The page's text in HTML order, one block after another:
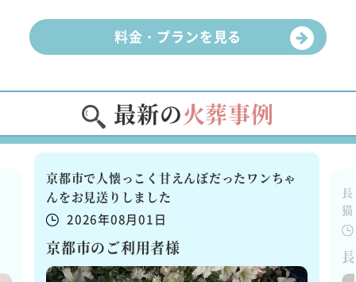
料金・プランを見る
最新の火葬事例
京都市で人懐っこく甘えんぼだったワンちゃ
んをお見送りしました
2026年08月01日
京都市のご利用者様